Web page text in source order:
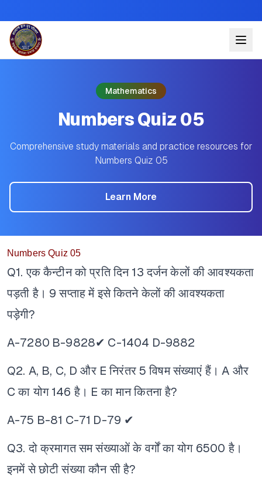
Mathematics
Numbers Quiz 05
Comprehensive study materials and practice resources for
Numbers Quiz 05
Learn More
Numbers Quiz 05
Q1. एक कैन्टीन को प्रति दिन 13 दर्जन केलों की आवश्यकता
पड़ती है। 9 सप्ताह में इसे कितने केलों की आवश्यकता
पड़ेगी?
A-7280 B-9828✔ C-1404 D-9882
Q2. A, B, C, D और E निरंतर 5 विषम संख्याएं हैं। A और
C का योग 146 है। E का मान कितना है?
A-75 B-81 C-71 D-79 ✔
Q3. दो क्रमागत सम संख्याओं के वर्गों का योग 6500 है।
इनमें से छोटी संख्या कौन सी है?